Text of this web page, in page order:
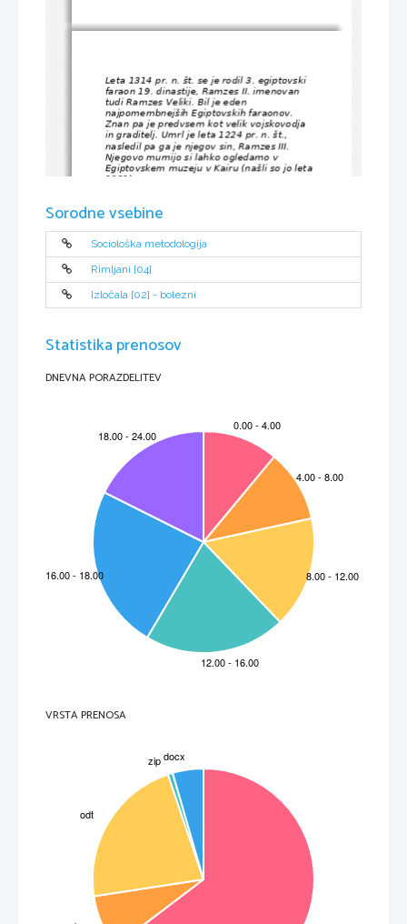
Leta 1314 pr. n. št. se je rodil 3. egiptovski
faraon 19. dinastije, Ramzes II. imenovan
tudi Ramzes Veliki. Bil je eden
najpomembnejših Egiptovskih faraonov.
Znan pa je predvsem kot velik vojskovodja
in graditelj. Umrl je leta 1224 pr. n. št.,
nasledil pa ga je njegov sin, Ramzes III.
Njegovo mumijo si lahko ogledamo v
Egiptovskem muzeju v Kairu (našli so jo leta
1881).
Prestol je nasledil za svojim očetom, faraonom Setijem
I., ter z vladanjem začel od svojega 24 leta pa vse do
smrti ( 1290 pr. n. št. – 1224 pr. n. št. ), kar je bilo vse
osvajalske pohode na območje današnjega Izraela,
Sirije, Jordanije in Libanona. V svojem petem letu
vladanja se je bojeval s Hetiti v bitki pri Kadešu na
reki Orontes, ki se je končala neodločeno. Šestnajst let
zatem je podpisal trojni mirovni sporazum s hetitskim
začasnem prenehanju oboroženih spopadov.
* slika prikazuje Setosa I. očeta Ramzesa II.
* slika prikazuje ženo Ramzesa Velikega. Dal
jo je večkrat prikazati v čezmerni velikosti,
nekajkrat pa v miniaturni obliki.
             VELIKI GRADITELJ
Ramzes II. ni bil le velik vojskovodja, ampak
se je v zgodovino vpisal tudi kot graditelj. Na
vsak način je želel ohraniti spomin nase in
svoja dela pokazati kasnejšim generacijam,
zato je zgradil ogromne templje po vsem
Egiptu, nekatere lahko še danes
občudujemo.
Najpomembnejši templji so:
* granitni tempelj v Tanisu (mesto na jugo
začel graditi njegov oče Seti I.
upodobiti zmago nad Azijci in Etiopci
Sorodne vsebine
Sociološka metodologija
Rimljani [04]
Izločala [02] - bolezni
Statistika prenosov
DNEVNA PORAZDELITEV
VRSTA PRENOSA